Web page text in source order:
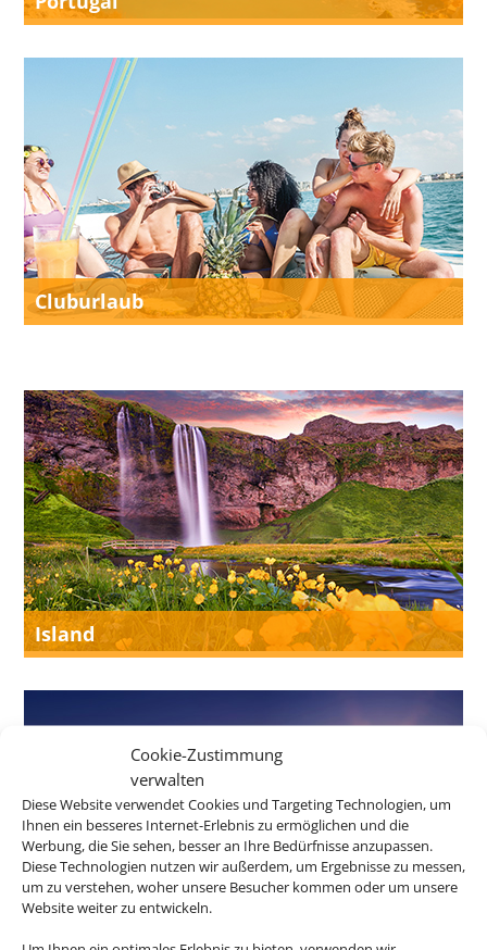
Cookie-Zustimmung
verwalten
Diese Website verwendet Cookies und Targeting Technologien, um
Ihnen ein besseres Internet-Erlebnis zu ermöglichen und die
Werbung, die Sie sehen, besser an Ihre Bedürfnisse anzupassen.
Diese Technologien nutzen wir außerdem, um Ergebnisse zu messen,
um zu verstehen, woher unsere Besucher kommen oder um unsere
Website weiter zu entwickeln.
Cluburlaub
Island